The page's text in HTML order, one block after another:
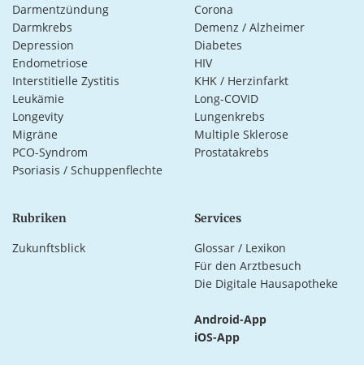
Darmentzündung
Corona
Darmkrebs
Demenz / Alzheimer
Depression
Diabetes
Endometriose
HIV
Interstitielle Zystitis
KHK / Herzinfarkt
Leukämie
Long-COVID
Longevity
Lungenkrebs
Migräne
Multiple Sklerose
PCO-Syndrom
Prostatakrebs
Psoriasis / Schuppenflechte
Rubriken
Zukunftsblick
Services
Glossar / Lexikon
Für den Arztbesuch
Die Digitale Hausapotheke
Android-App
iOS-App